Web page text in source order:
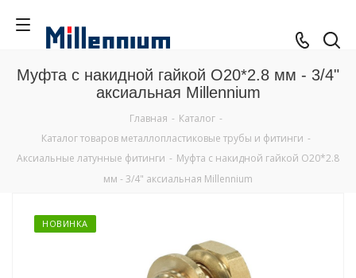
Муфта с накидной гайкой O20*2.8 мм - 3/4"
аксиальная Millennium
Главная - Каталог -
Каталог товаров металлопластиковые трубы и фитинги -
Аксиальные латунные фитинги - Муфта с накидной гайкой O20*2.8
мм - 3/4" аксиальная Millennium
НОВИНКА